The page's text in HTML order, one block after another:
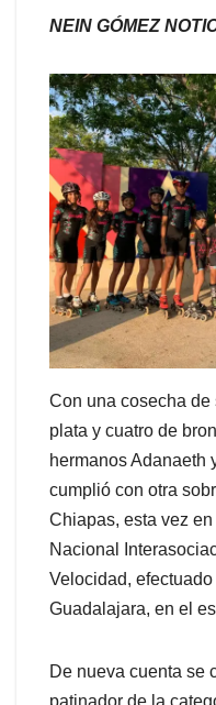
NEIN GÓMEZ
Con una cosecha
plata y cuatro de
hermanos
cumplió con otra
Chiapas, esta vez
Nacional
Velocidad,
Guadalajara, en el
De nueva cuenta se